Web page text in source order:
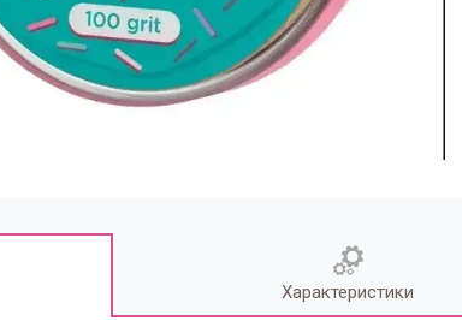
Характеристики